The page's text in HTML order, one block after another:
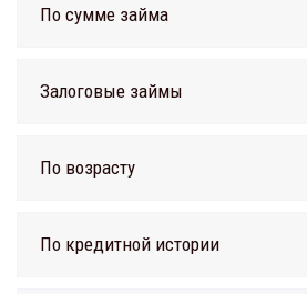
По сумме займа
Залоговые займы
По возрасту
По кредитной истории